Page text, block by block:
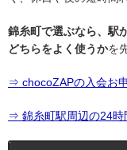
錦糸町で選ぶなら、駅
どちらをよく使うかを
⇒ chocoZAPの入会お
⇒ 錦糸町駅周辺の24時